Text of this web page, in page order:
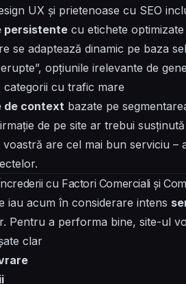
UX și prietenoase cu SEO
persistente cu etichete
se adaptează dinamic pe baza
opțiunile irelevante de
categorii cu trafic mare
de context bazate pe
de pe site ar trebui susținută
are cel mai bun serviciu
cu Factori Comerciali și
iau acum în considerare intens
Pentru a performa bine, site-ul
clar